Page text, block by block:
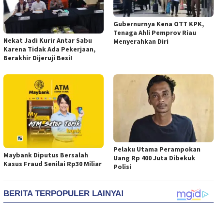
Nekat Jadi Kurir Antar Sabu
Karena Tidak Ada Pekerjaan,
Berakhir Dijeruji Besi!
Gubernurnya Kena OTT KPK,
Tenaga Ahli Pemprov Riau
Menyerahkan Diri
Maybank Diputus Bersalah
Kasus Fraud Senilai Rp30 Miliar
Pelaku Utama Perampokan
Uang Rp 400 Juta Dibekuk
Polisi